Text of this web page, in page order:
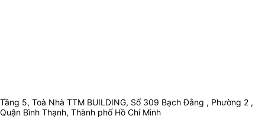
Tầng 5, Toà Nhà TTM BUILDING, Số 309 Bạch Đằng , Phường 2 ,
Quận Bình Thạnh, Thành phố Hồ Chí Minh